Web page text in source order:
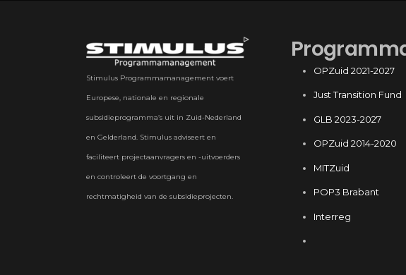
Stimulus Programmamanagement voert
Europese, nationale en regionale
subsidieprogramma’s uit in Zuid-Nederland
en Gelderland. Stimulus adviseert en
faciliteert projectaanvragers en -uitvoerders
en controleert de voortgang en
rechtmatigheid van de subsidieprojecten.
OPZuid 2021-2027
Just Transition Fund
GLB 2023-2027
OPZuid 2014-2020
MITZuid
POP3 Brabant
Interreg